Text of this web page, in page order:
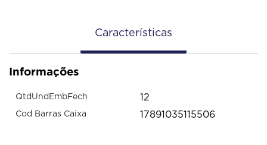
Características
Informações
QtdUndEmbFech 12
Cod Barras Caixa 17891035115506